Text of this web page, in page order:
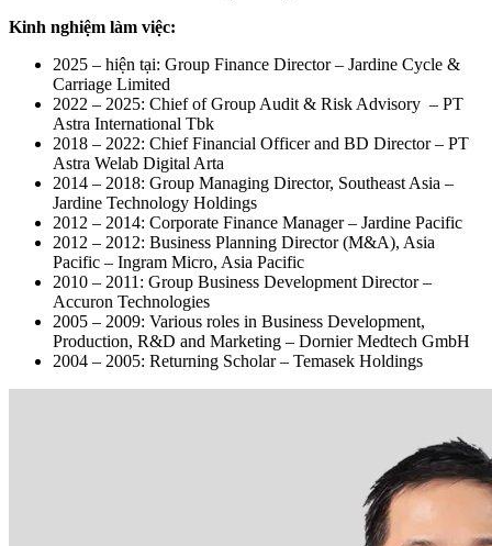
Kinh nghiệm làm việc:
2025 – hiện tại: Group Finance Director – Jardine Cycle &
Carriage Limited
2022 – 2025: Chief of Group Audit & Risk Advisory – PT
Astra International Tbk
2018 – 2022: Chief Financial Officer and BD Director – PT
Astra Welab Digital Arta
2014 – 2018: Group Managing Director, Southeast Asia –
Jardine Technology Holdings
2012 – 2014: Corporate Finance Manager – Jardine Pacific
2012 – 2012: Business Planning Director (M&A), Asia
Pacific – Ingram Micro, Asia Pacific
2010 – 2011: Group Business Development Director –
Accuron Technologies
2005 – 2009: Various roles in Business Development,
Production, R&D and Marketing – Dornier Medtech GmbH
2004 – 2005: Returning Scholar – Temasek Holdings